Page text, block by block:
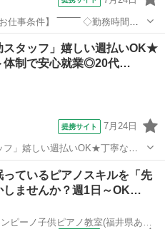
スタッフ」嬉しい週払いOK★
体制で安心就業◎20代…
提携サイト 7月24日
フ」嬉しい週払いOK★丁寧なサ
代中心に活躍中◎好環境でお仕
っているピアノスキルを「先
しませんか？週1日～OK…